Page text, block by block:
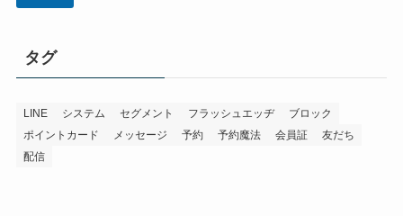
タグ
LINE システム セグメント フラッシュエッヂ
ブロック
ポイントカード
メッセージ 予約 予約魔法 会員証
友だち
配信